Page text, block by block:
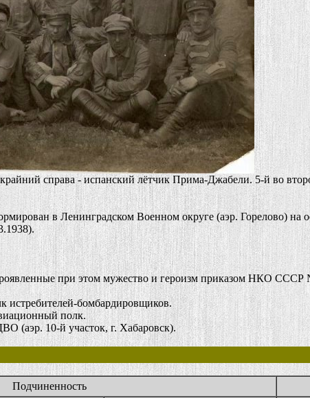
справа - испанский лётчик Прима-Джабели. 5-й во
в Ленинградском Военном округе (аэр. Горелово) на
при этом мужество и героизм приказом НКО СССР №
бомбардировщиков.
полк.
(аэр. 10-й участок, г. Хабаровск).
Подчиненность